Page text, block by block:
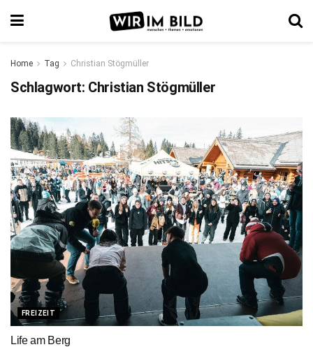
Home Tag Christian Stögmüller
Schlagwort: Christian Stögmüller
FREIZEIT
Life am Berg